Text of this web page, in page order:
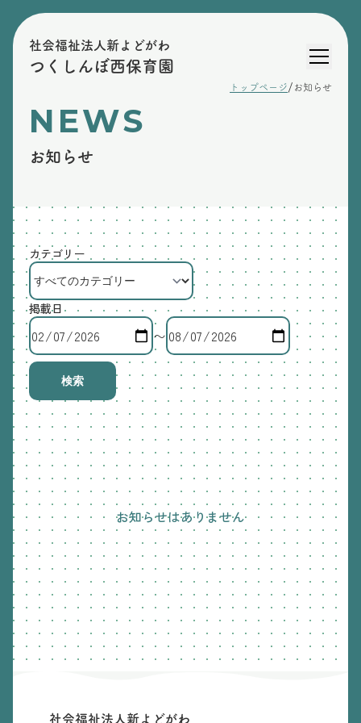
社会福祉法人新よどがわ
つくしんぼ西保育園
トップページ/ お知らせ
NEWS
お知らせ
カテゴリー
掲載日
〜
検索
お知らせはありません
社会福祉法人新よどがわ